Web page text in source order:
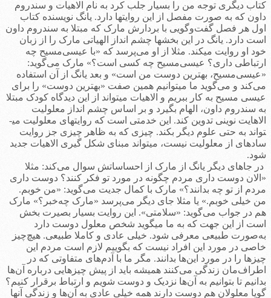
کتاب دیگری توجه من را بسیار جلب کرد به نام الاهیات و سندروم
داون که به صورت مفصل از این روایتها دارد. یانگ نویسنده کتاب
اول هر فصل گفت‌وگویی با بردارش مارک که مبتلا به سندروم داون
است دارد. یانگ در این بخشها چشم انداز الهیاتی مارک را از زبان
خود او روایت می­کند. مثلا از او می‌پرسد که «با عیسی‌مسیح چه
ارتباطی داری؟ عیسی‌مسیح چه کسی است؟» مارک می‌گوید:
«عیسی‌مسیح، بهترین دوست من است» و بعد یانگ از آن استفاده
می‌کند و می‌گوید ما می­توانیم همین صفت «بهترین دوست» را برای
عیسی مسیح به کار ببریم و الاهیات می­تواند از این دیدگاه کودک مبتلا
به سندروم داون، الهام بگیرد و بر اساس چشم انداز معلولیت
الاهایت نوینی تدوین کند. این خدمتی است که روایتهای معلولیت می­
تواند به حتی علوم دیگر بکند. چیزی که به ظاهر چیزی جز روایت
ساده­ای از معلولیت نیست، می­تواند مبنای شکل گیری الاهیات جدید
شود.
در جاهای دیگر یانگ از مارک از احساساتش سوال می‌کند: مثلا
«الان دوست داری مردم چگونه در مورد تو فکر کنند؟ دوست داری
مردم از تو چه بدانند؟» مارک با کمال جدیت می‌گوید: «من خوبم.
من خیلی خوبم.» یا مثلا جای دیگر می‌پرسد «مارک چه‌خبر؟» مارک
هم در جواب می‌گوید: «سلامتی». این روایت بسیار بصیرت بخش
است از این جهت که به ما می­گوید شخص معلول دوست دارد
به‌صورت طبیعی معرفی شود. خیلی عادی و کاملا طبیعی. هیچ‌چیز
خاصی در مورد این‌ افراد نیست که بگوییم لازم است مردم این
چیزها را در مورد این‌ها بدانند. مگر ما با آدم‌های متفاوتی که در
اطراف‌مان زندگی می‌کنند همیشه باید از پیش چیزهایی درباره آن‌ها
بدانیم تا بتوانیم به آن‌ها نزدیک و دوست شویم و ارتباط برقرار کنیم؟
گویا معلولان هم دوست دارند همه خیلی عادی به آن‌ها و زندگی آنها